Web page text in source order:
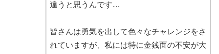
違うと思うんです…
皆さんは勇気を出して色々なチャレンジをさ
れていますが、私には特に金銭面の不安が大